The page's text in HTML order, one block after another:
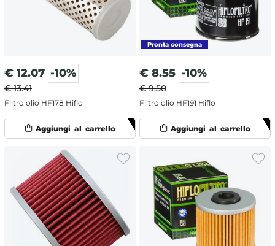
€ 12.07 -10%
€ 13.41
Filtro olio HF178 Hiflo
€ 8.55 -10%
€ 9.50
Filtro olio HF191 Hiflo